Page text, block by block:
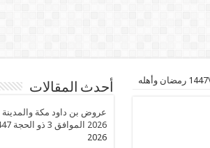
أحدث المقالات
2026 الموافق 3 ذو الحجة 1447 عروض العيد
2026